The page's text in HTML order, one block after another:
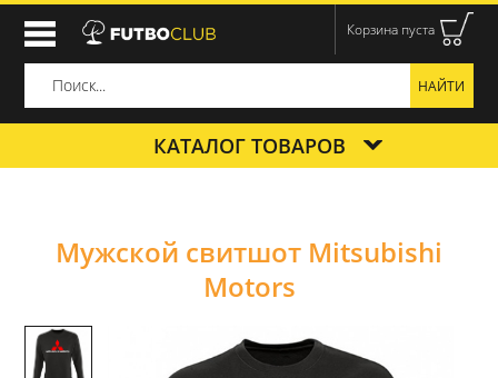
Корзина пуста
КАТАЛОГ ТОВАРОВ
Мужской свитшот Mitsubishi
Motors